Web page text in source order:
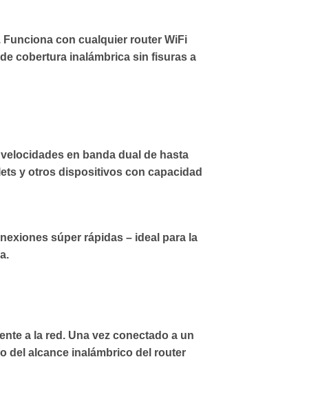
Funciona con cualquier router WiFi
cobertura inalámbrica sin fisuras a
en banda dual de hasta
y otros dispositivos con capacidad
súper rápidas – ideal para la
a la red. Una vez conectado a un
del alcance inalámbrico del router